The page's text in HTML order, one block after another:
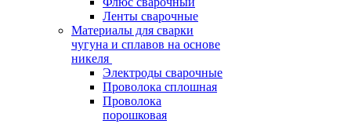
Ленты сварочные
Материалы для сварки
чугуна и сплавов на основе
никеля
Электроды сварочные
Проволока сплошная
Проволока
порошковая